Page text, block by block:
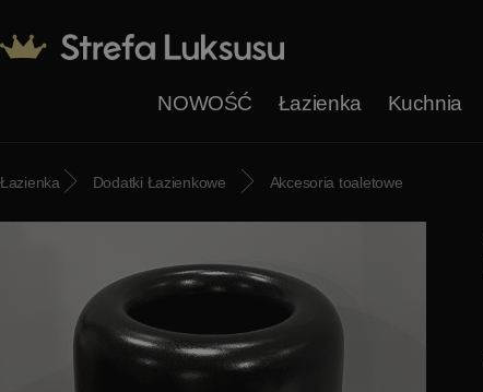
NOWOŚĆ Łazienka Kuchnia
Łazienka Dodatki Łazienkowe Akcesoria toaletowe